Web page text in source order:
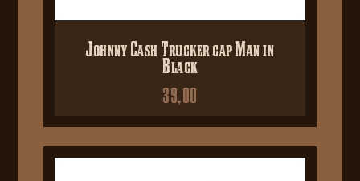
Johnny Cash Trucker cap Man in
Black
39,00